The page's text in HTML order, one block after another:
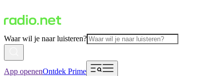
Waar wil je naar luisteren?
App openenOntdek Prime